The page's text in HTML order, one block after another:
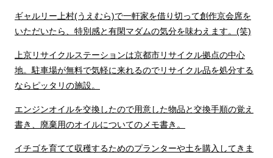
ギャルリー上村(うえむら)で一軒家を借り切って創作京会席を
いただいたら、特別感と有閑マダムの気分を味わえます。(笑)
上京リサイクルステーションは京都市リサイクル拠点の中心
地。駐車場が無料で気軽に来れるのでリサイクル品を処分する
ならピッタリの施設。
エンジンオイルを交換したので用意した物品と交換手順の覚え
書き、廃棄用のオイルについてのメモ書き。
イチゴを育てて収穫するためのプランターや土を購入してきま